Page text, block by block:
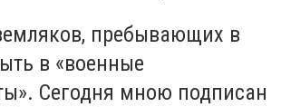
пребывающих в
в «военные
Сегодня мною подписан